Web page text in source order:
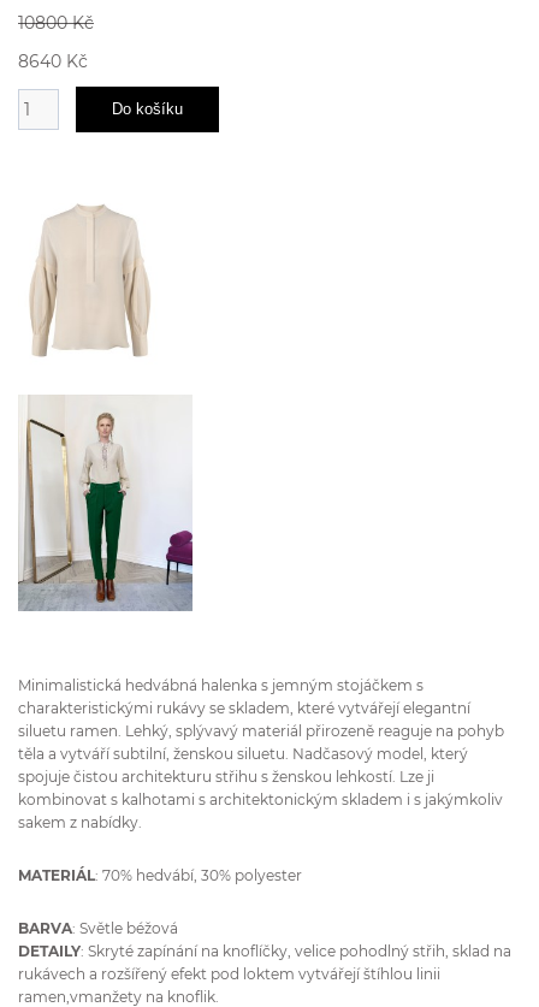
10800 Kč
8640 Kč
Minimalistická hedvábná halenka s jemným stojáčkem s
charakteristickými rukávy se skladem, které vytvářejí elegantní
siluetu ramen. Lehký, splývavý materiál přirozeně reaguje na pohyb
těla a vytváří subtilní, ženskou siluetu. Nadčasový model, který
spojuje čistou architekturu střihu s ženskou lehkostí. Lze ji
kombinovat s kalhotami s architektonickým skladem i s jakýmkoliv
sakem z nabídky.
MATERIÁL: 70% hedvábí, 30% polyester
BARVA: Světle béžová
DETAILY: Skryté zapínání na knoflíčky, velice pohodlný střih, sklad na
rukávech a rozšířený efekt pod loktem vytvářejí štíhlou linii
ramen,vmanžety na knoflik.